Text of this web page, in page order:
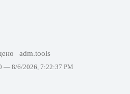
adm.tools
— 8/6/2026, 7:22:37 PM